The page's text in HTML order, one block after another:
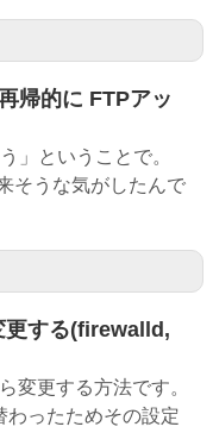
帰的に FTPアッ
」ということで。
そうな気がしたんで
更する(firewalld,
変更する方法です。
ったためその設定